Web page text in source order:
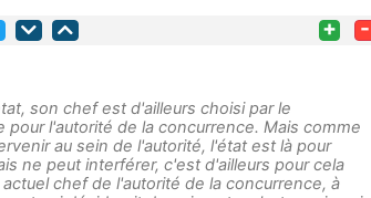
+ -
son chef est d'ailleurs choisi par le
l'autorité de la concurrence. Mais comme
au sein de l'autorité, l'état est là pour
ne peut interférer, c'est d'ailleurs pour cela
chef de l'autorité de la concurrence, à